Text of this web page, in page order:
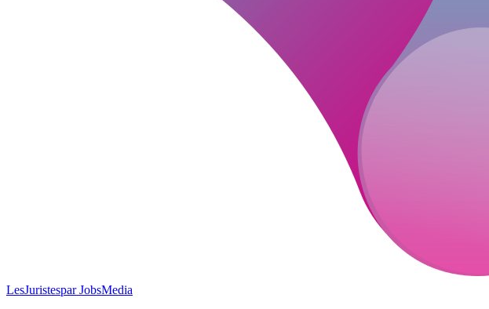
LesJuristespar JobsMedia